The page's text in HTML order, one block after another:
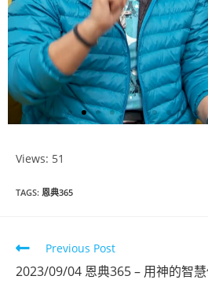
Views: 51
TAGS: 恩典365
Previous Post
2023/09/04 恩典365 – 用神的智